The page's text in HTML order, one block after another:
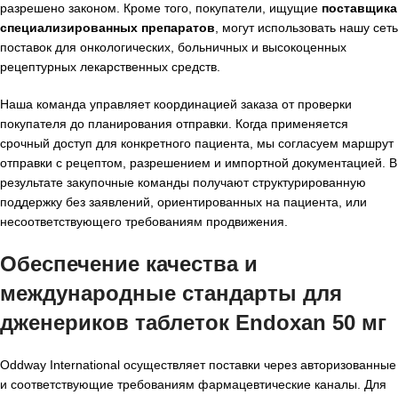
разрешено законом. Кроме того, покупатели, ищущие поставщика
специализированных препаратов , могут использовать нашу сеть
поставок для онкологических, больничных и высокоценных
рецептурных лекарственных средств.
Наша команда управляет координацией заказа от проверки
покупателя до планирования отправки. Когда применяется
срочный доступ для конкретного пациента, мы согласуем маршрут
отправки с рецептом, разрешением и импортной документацией. В
результате закупочные команды получают структурированную
поддержку без заявлений, ориентированных на пациента, или
несоответствующего требованиям продвижения.
Обеспечение качества и
международные стандарты для
дженериков таблеток Endoxan 50 мг
Oddway International осуществляет поставки через авторизованные
и соответствующие требованиям фармацевтические каналы. Для